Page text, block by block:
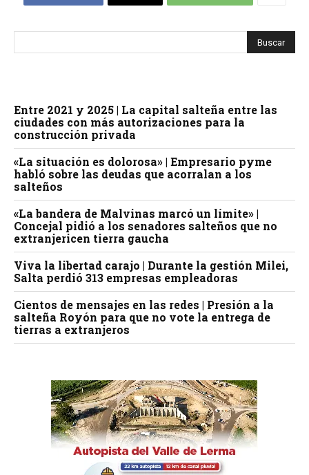
Entre 2021 y 2025 | La capital salteña entre las
ciudades con más autorizaciones para la
construcción privada
«La situación es dolorosa» | Empresario pyme
habló sobre las deudas que acorralan a los
salteños
«La bandera de Malvinas marcó un límite» |
Concejal pidió a los senadores salteños que no
extranjericen tierra gaucha
Viva la libertad carajo | Durante la gestión Milei,
Salta perdió 313 empresas empleadoras
Cientos de mensajes en las redes | Presión a la
salteña Royón para que no vote la entrega de
tierras a extranjeros